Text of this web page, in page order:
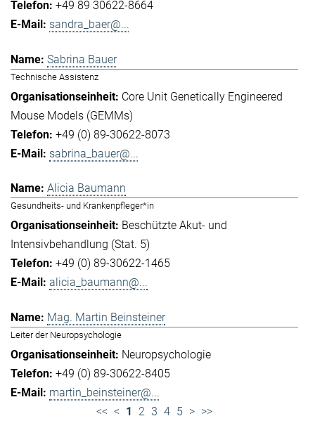
+49 89 30622-8664
sandra_baer@...
Sabrina Bauer
Technische Assistenz
Core Unit Genetically Engineered
Mouse Models (GEMMs)
+49 (0) 89-30622-8073
sabrina_bauer@...
Alicia Baumann
Gesundheits- und Krankenpfleger*in
Beschützte Akut- und
Intensivbehandlung (Stat. 5)
+49 (0) 89-30622-1465
alicia_baumann@...
Mag. Martin Beinsteiner
Leiter der Neuropsychologie
Neuropsychologie
+49 (0) 89-30622-8405
martin_beinsteiner@...
<< < 1 2 3 4 5 > >>